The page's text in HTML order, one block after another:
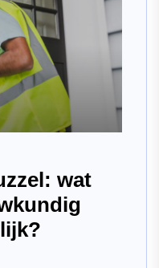
wat